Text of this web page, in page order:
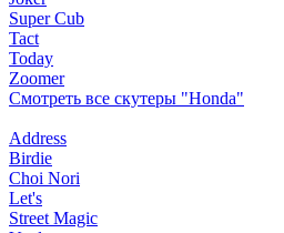
Super Cub
Tact
Today
Zoomer
Смотреть все скутеры "Honda"
Address
Birdie
Choi Nori
Let's
Street Magic